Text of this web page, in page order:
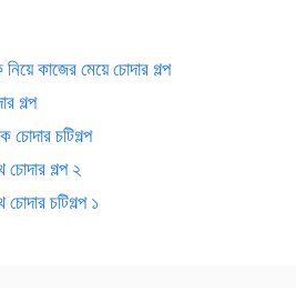
কাজের মেয়ে চোদার গল্প
গল্প
চোদার চটিগল্প
গল্প ২
চটিগল্প ১